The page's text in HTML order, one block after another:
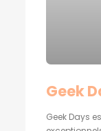
Geek
Geek Days